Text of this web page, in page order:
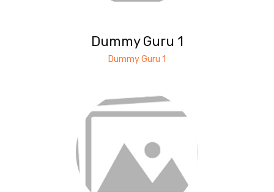
Dummy Guru 1
Dummy Guru 1